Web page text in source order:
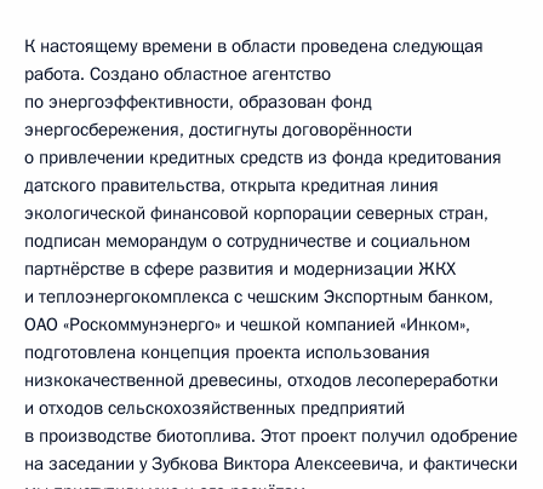
К настоящему времени в области проведена следующая
работа. Создано областное агентство
по энергоэффективности, образован фонд
энергосбережения, достигнуты договорённости
о привлечении кредитных средств из фонда кредитования
датского правительства, открыта кредитная линия
экологической финансовой корпорации северных стран,
подписан меморандум о сотрудничестве и социальном
партнёрстве в сфере развития и модернизации ЖКХ
и теплоэнергокомплекса с чешским Экспортным банком,
ОАО «Роскоммунэнерго» и чешкой компанией «Инком»,
подготовлена концепция проекта использования
низкокачественной древесины, отходов лесопереработки
и отходов сельскохозяйственных предприятий
в производстве биотоплива. Этот проект получил одобрение
на заседании у Зубкова Виктора Алексеевича, и фактически